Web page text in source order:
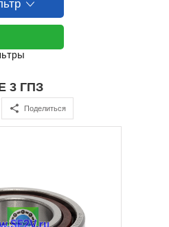
3 ГПЗ
Поделиться